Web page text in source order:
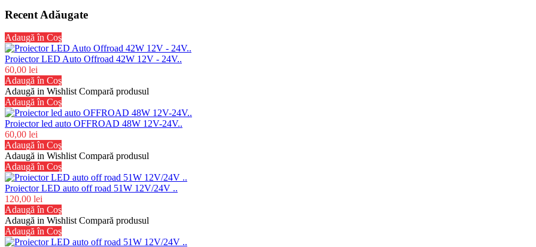
Recent Adăugate
Adaugă în Coş
Proiector LED Auto Offroad 42W 12V - 24V..
60,00 lei
Adaugă în Coş
Adaugă in Wishlist Compară produsul
Adaugă în Coş
Proiector led auto OFFROAD 48W 12V-24V..
60,00 lei
Adaugă în Coş
Adaugă in Wishlist Compară produsul
Adaugă în Coş
Proiector LED auto off road 51W 12V/24V ..
120,00 lei
Adaugă în Coş
Adaugă in Wishlist Compară produsul
Adaugă în Coş